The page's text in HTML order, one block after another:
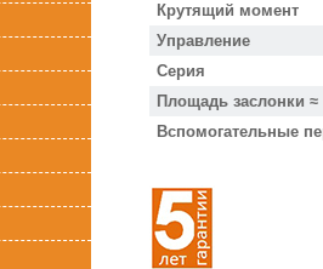
Крутящий момент
Управление
Серия
Площадь заслонки ≈
Вспомогательные